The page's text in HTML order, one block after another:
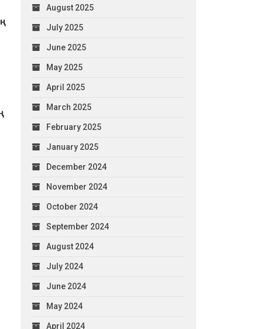
August 2025
July 2025
June 2025
May 2025
April 2025
March 2025
February 2025
January 2025
December 2024
November 2024
October 2024
September 2024
August 2024
July 2024
June 2024
May 2024
April 2024